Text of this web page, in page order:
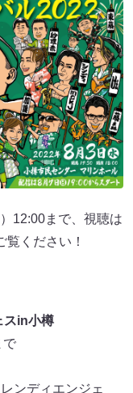
12:00まで、視聴は
ください！
スin小樽
で
ンディエンジェ